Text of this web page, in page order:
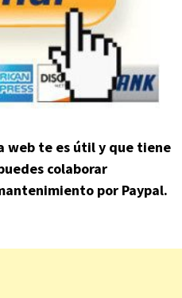
web te es útil y que tiene
colaborar
por Paypal.